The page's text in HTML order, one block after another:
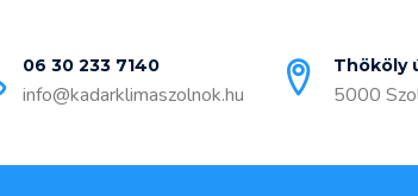
06 30 233 7140
info@kadarklimaszolnok.hu
Thököly
5000